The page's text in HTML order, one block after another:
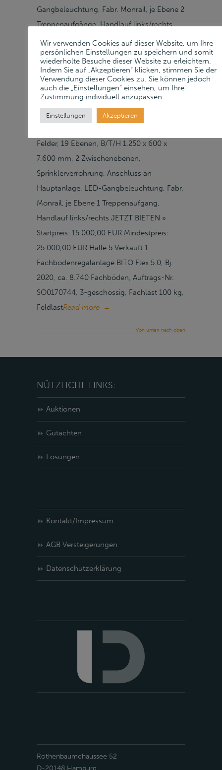
Gangbeleuchtung, Fabr. Monrail, je Ebene 2
Treppenaufgänge, Handlauf links/rechts
JETZT BIETEN » Startpreis: 20.000,00 EUR
Mindestpreis: 35.000,00 EUR Halle 4
Verkauft 1 Fachbodenregalanlage BITO Flex
5.0, Bj. 2020, ca. 8.740 Fachböden,
Auftrags-Nr. SO0170744, 3-geschossig,
Fachlast 100 kg, Feldlast 1.700 kg,
Felder, 19 Ebenen, B/T/H 1.250 x 600 x
7.600 mm, 2 Zwischenebenen,
Sprinklerverrohrung, Anschluss an
Hauptanlage, LED-Gangbeleuchtung, Fabr.
Monrail, je Ebene 1 Treppenaufgang,
Handlauf links/rechts JETZT BIETEN »
Startpreis: 15.000,00 EUR Mindestpreis:
25.000,00 EUR Halle 5 Verkauft 1
Fachbodenregalanlage BITO Flex 5.0, Bj.
2020, ca. 8.740 Fachböden, Auftrags-Nr.
SO0170744, 3-geschossig, Fachlast 100 kg,
FeldlastRead more →
Von unten nach oben
NÜTZLICHE LINKS:
Auktionen
Gutachten
Lösungen
Kontakt/Impressum
AGB Versteigerungen
Datenschutzerklärung
Rothenbaumchaussee 52
D-20148 Hamburg
Wir verwenden Cookies auf dieser Website, um Ihre
persönlichen Einstellungen zu speichern und somit
wiederholte Besuche dieser Website zu erleichtern.
Indem Sie auf „Akzeptieren“ klicken, stimmen Sie der
Verwendung dieser Cookies zu. Sie können jedoch
auch die „Einstellungen“ einsehen, um Ihre
Zustimmung individuell anzupassen.
Einstellungen Akzeptieren